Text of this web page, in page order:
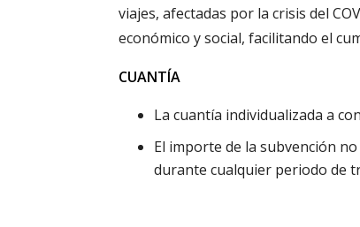
viajes, afectadas por la crisis del
económico y social, facilitando el
CUANTÍA
La cuantía individualizada a
El importe de la subvención
durante cualquier periodo de